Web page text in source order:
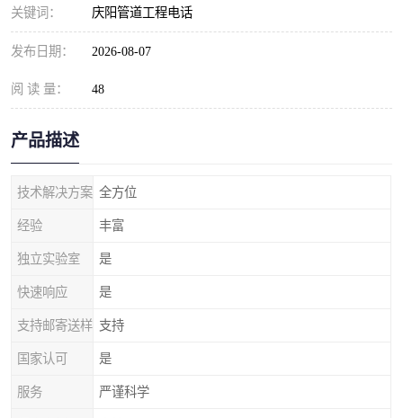
关键词： 庆阳管道工程电话
发布日期： 2026-08-07
阅 读 量： 48
产品描述
技术解决方案 全方位
经验 丰富
独立实验室 是
快速响应 是
支持邮寄送样 支持
国家认可 是
服务 严谨科学